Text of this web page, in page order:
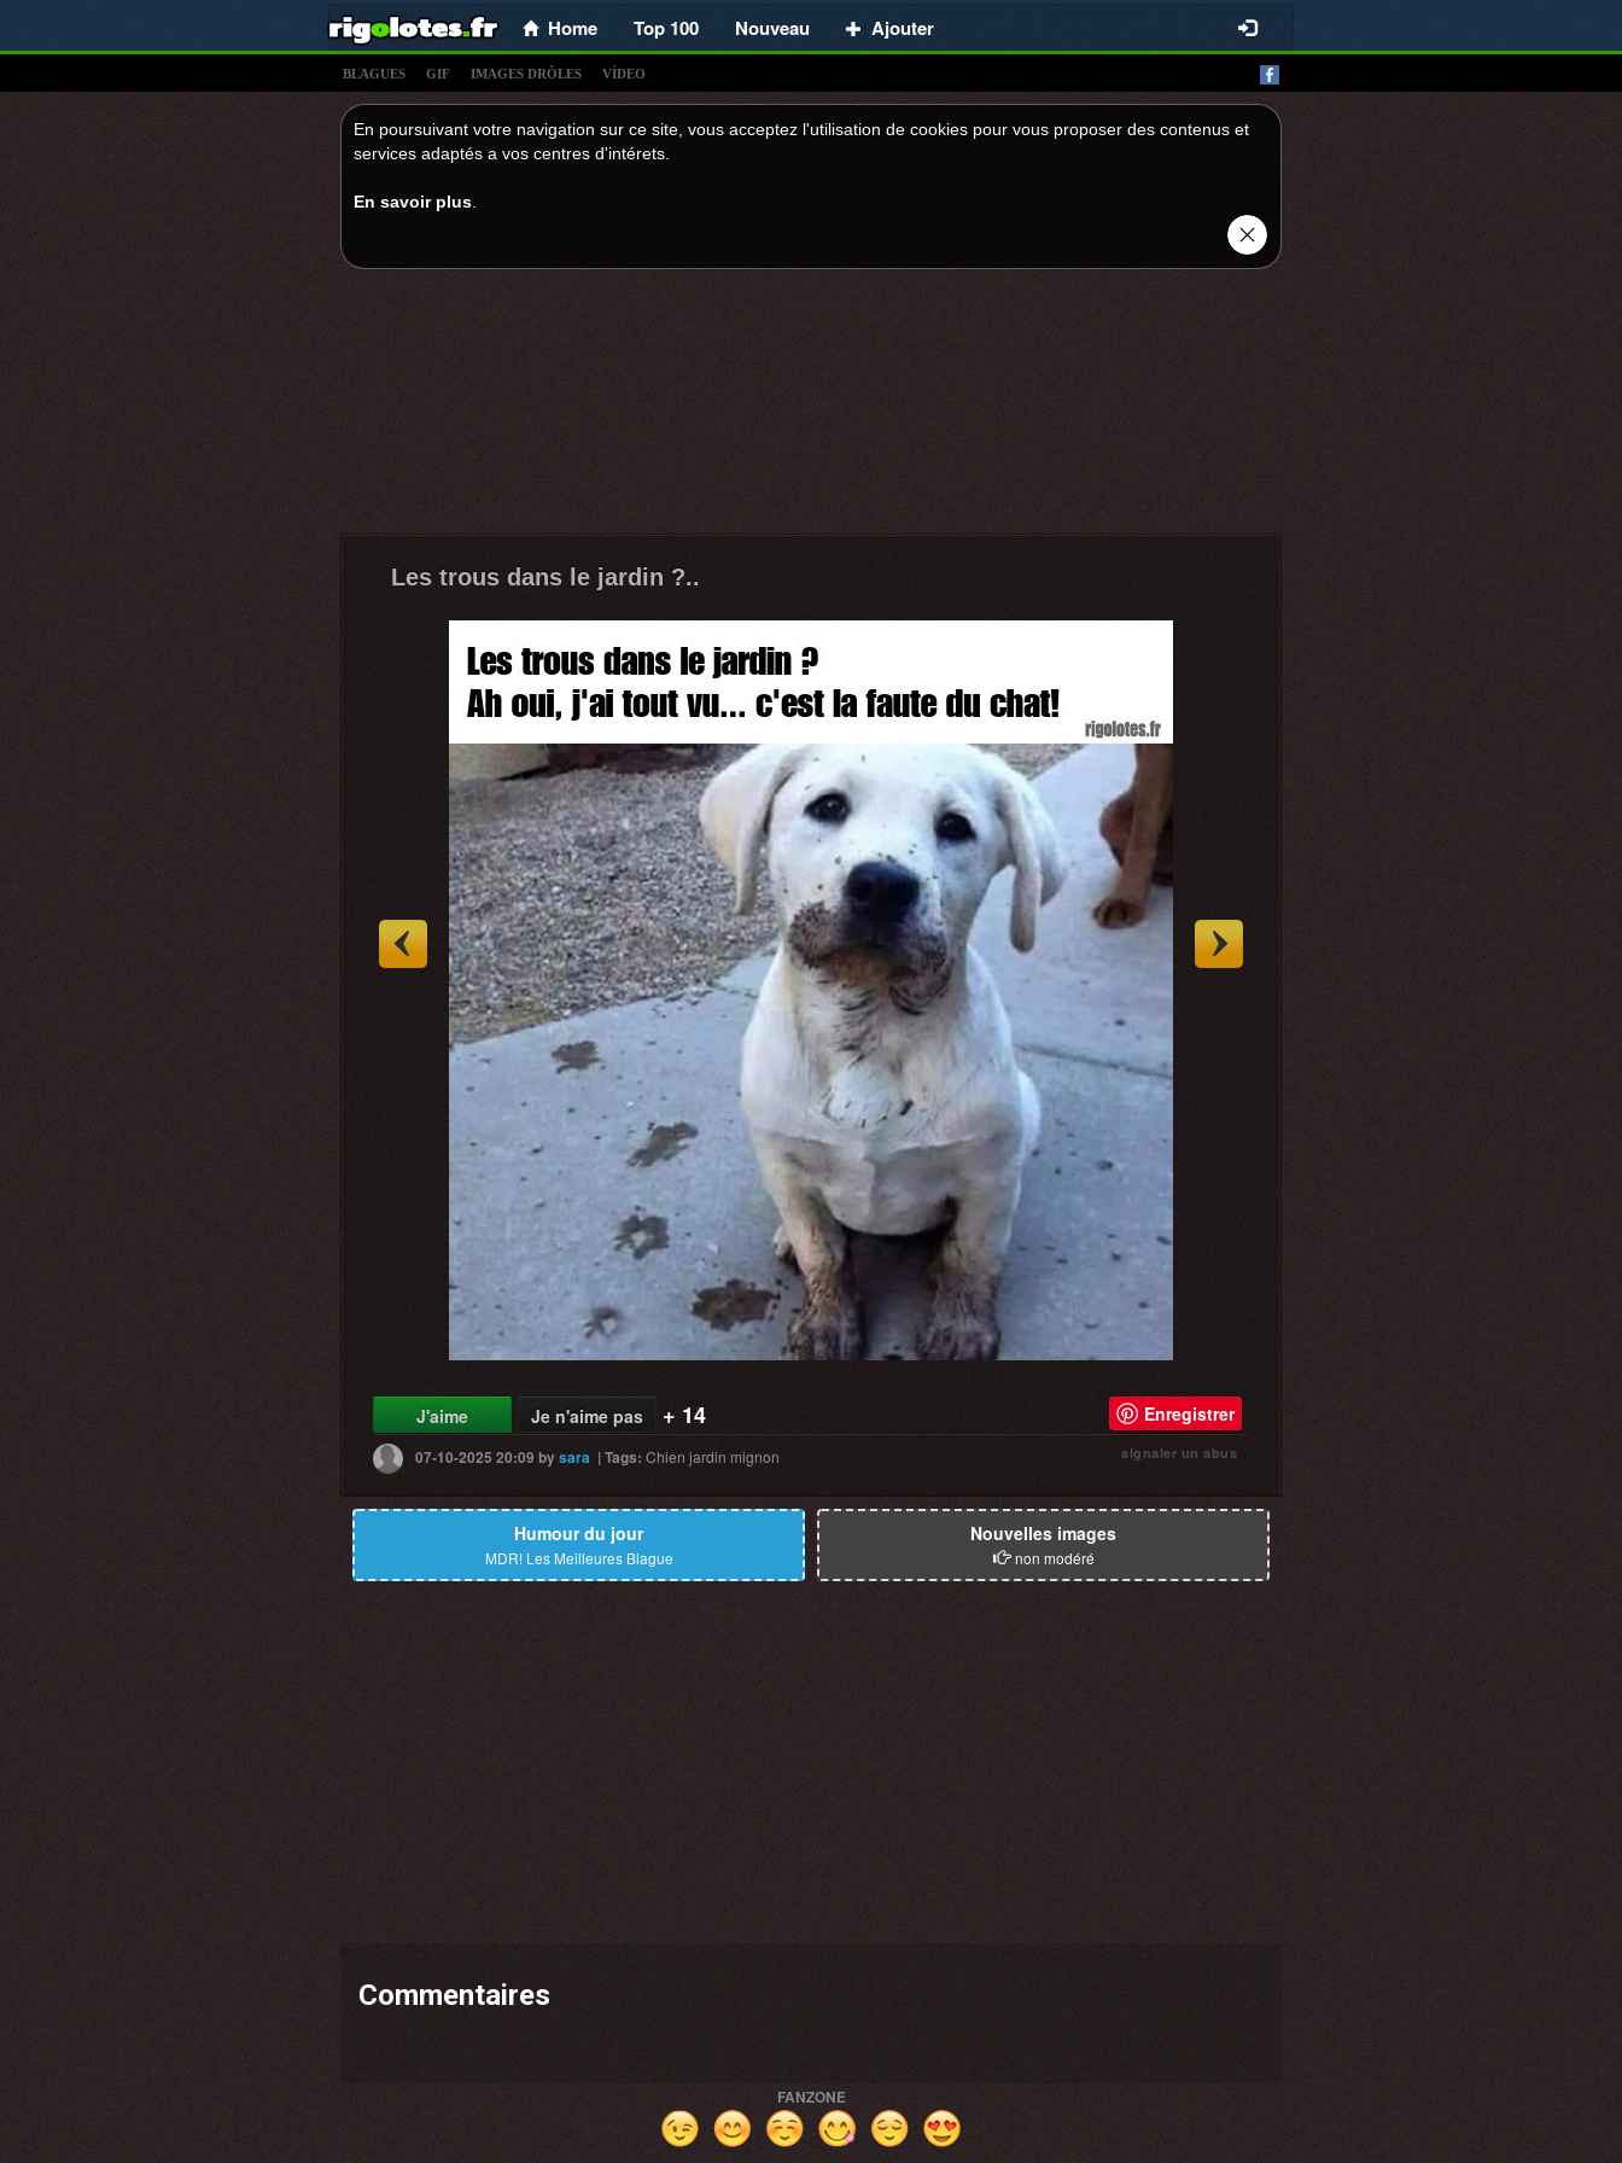
Home Top 100 Nouveau Ajouter
BLAGUES GIF IMAGES DRÔLES VÍDEO
En poursuivant votre navigation sur ce site, vous acceptez l'utilisation de cookies pour vous proposer des contenus et
services adaptés a vos centres d'intérets.
En savoir plus
Les trous dans le jardin ?..
J'aime Je n'aime pas + 14 Enregistrer
07-10-2025 20:09bysara |Tags: Chien jardin mignon signaler un abus
Humour du jour
MDR! Les Meilleures Blague
Nouvelles images
non modéré
Commentaires
FANZONE